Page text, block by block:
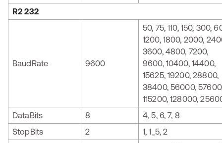
R2 232
BaudRate 9600
50, 75, 110, 150, 300,
1200, 1800, 2000,
3600, 4800, 7200,
9600, 10400, 14400,
15625, 19200, 28800,
38400, 56000,
115200, 128000,
DataBits
8
4, 5, 6, 7, 8
StopBits
2 1, 1_5, 2